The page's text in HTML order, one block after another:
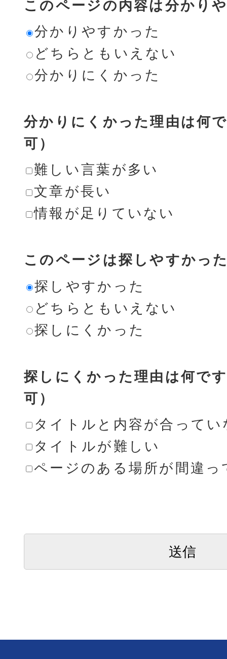
このページの内容は分かり
分かりやすかった
どちらともいえない
分かりにくかった
分かりにくかった理由は何
可）
難しい言葉が多い
文章が長い
情報が足りていない
このページは探しやすかっ
探しやすかった
どちらともいえない
探しにくかった
探しにくかった理由は何で
可）
タイトルと内容が合ってい
タイトルが難しい
ページのある場所が間違っ